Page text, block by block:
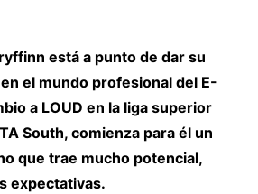
está a punto de dar su
el mundo profesional del E-
a LOUD en la liga superior
South, comienza para él un
que trae mucho potencial,
expectativas.